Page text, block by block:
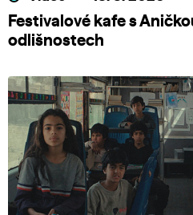
Festivalové kafe s
odlišnostech